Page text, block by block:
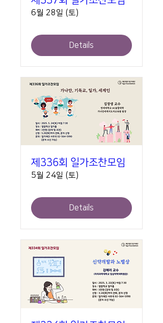
6월 28일 (토)
Details
제336회 일가조찬모임
5월 24일 (토)
Details